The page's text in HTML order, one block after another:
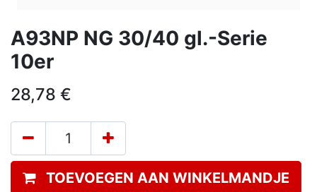
A93NP NG 30/40 gl.-Serie
10er
28,78 €
TOEVOEGEN AAN WINKELMANDJE